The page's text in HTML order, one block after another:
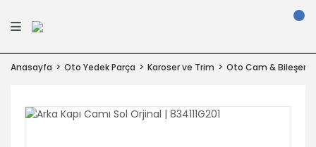
Anasayfa Oto Yedek Parça Karoser ve Trim Oto Cam &